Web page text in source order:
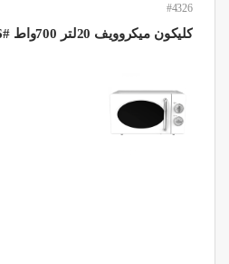
#4326
كليكون ميكروويف 20لتر 700واط #4326